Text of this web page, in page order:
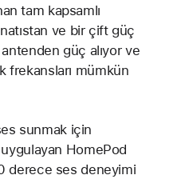
tam kapsamlı
ve bir çift güç
güç alıyor ve
frekansları mümkün
sunmak için
HomePod
derece ses deneyimi